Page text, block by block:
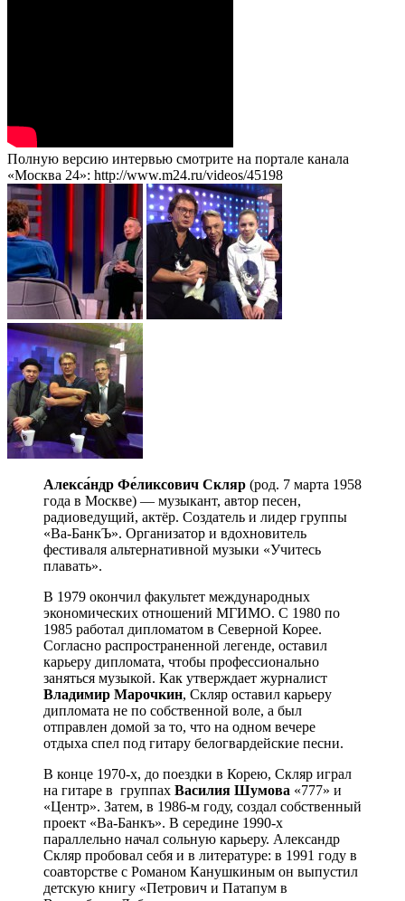
Полную версию интервью смотрите на портале канала
«Москва 24»: http://www.m24.ru/videos/45198
Алекса́ндр Фе́ликсович Скляр (род. 7 марта 1958
года в Москве) — музыкант, автор песен,
радиоведущий, актёр. Создатель и лидер группы
«Ва-БанкЪ». Организатор и вдохновитель
фестиваля альтернативной музыки «Учитесь
плавать».
В 1979 окончил факультет международных
экономических отношений МГИМО. С 1980 по
1985 работал дипломатом в Северной Корее.
Согласно распространенной легенде, оставил
карьеру дипломата, чтобы профессионально
заняться музыкой. Как утверждает журналист
Владимир Марочкин, Скляр оставил карьеру
дипломата не по собственной воле, а был
отправлен домой за то, что на одном вечере
отдыха спел под гитару белогвардейские песни.
В конце 1970-х, до поездки в Корею, Скляр играл
на гитаре в группах Василия Шумова «777» и
«Центр». Затем, в 1986-м году, создал собственный
проект «Ва-Банкъ». В середине 1990-х
параллельно начал сольную карьеру. Александр
Скляр пробовал себя и в литературе: в 1991 году в
соавторстве с Романом Канушкиным он выпустил
детскую книгу «Петрович и Патапум в